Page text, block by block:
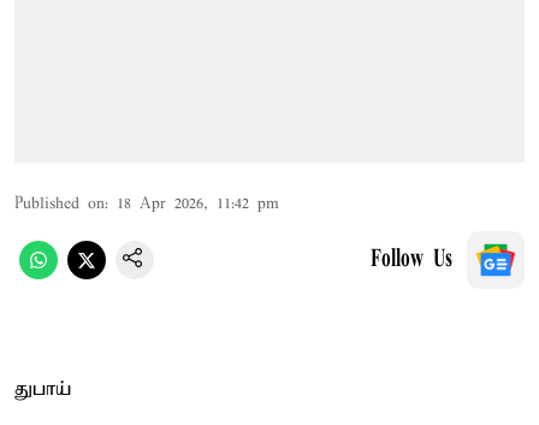
Published on: 18 Apr 2026, 11:42 pm
Follow Us
துபாய்